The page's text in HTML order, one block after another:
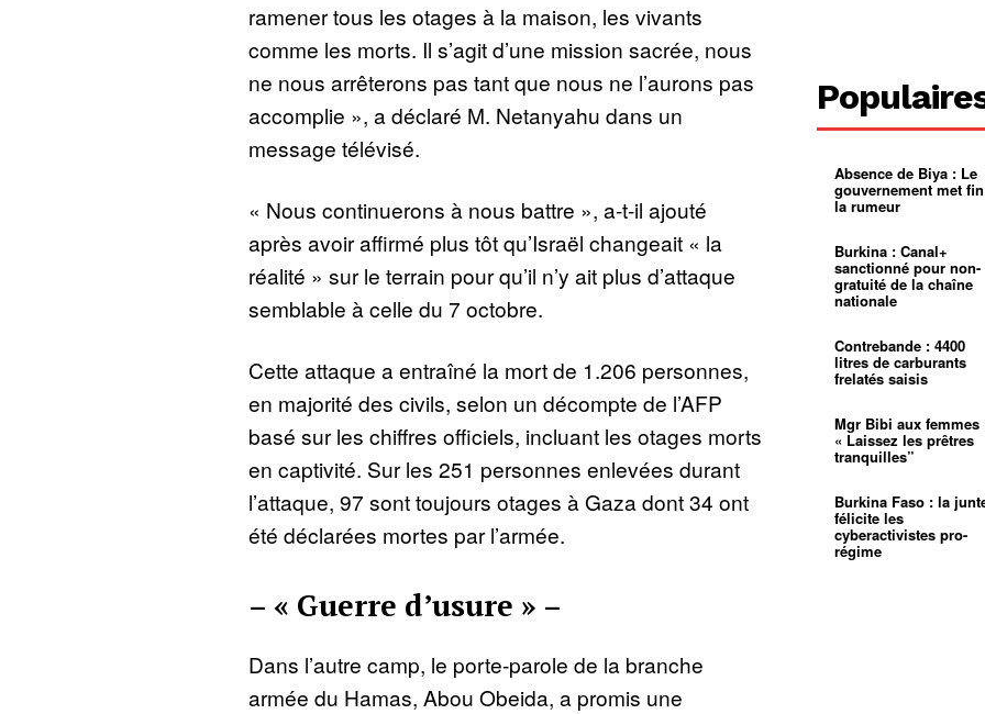
ramener tous les otages à la maison, les vivants
comme les morts. Il s’agit d’une mission sacrée, nous
ne nous arrêterons pas tant que nous ne l’aurons pas
accomplie », a déclaré M. Netanyahu dans un
message télévisé.
« Nous continuerons à nous battre », a-t-il ajouté
après avoir affirmé plus tôt qu’Israël changeait « la
réalité » sur le terrain pour qu’il n’y ait plus d’attaque
semblable à celle du 7 octobre.
Cette attaque a entraîné la mort de 1.206 personnes,
en majorité des civils, selon un décompte de l’AFP
basé sur les chiffres officiels, incluant les otages morts
en captivité. Sur les 251 personnes enlevées durant
l’attaque, 97 sont toujours otages à Gaza dont 34 ont
été déclarées mortes par l’armée.
– « Guerre d’usure » –
Dans l’autre camp, le porte-parole de la branche
armée du Hamas, Abou Obeida, a promis une
400 000
pasteur
L’État
d’or
Croyance
spirituel
mentale
Pénurie
à
mettra-t-
01:12
Mouelle :
dernier
voyage
01:22
Absence de Biya : Le
gouvernement met
la rumeur
Burkina : Canal+
sanctionné pour non-
gratuité de la chaîne
nationale
Contrebande : 4400
litres de carburants
frelatés saisis
Mgr Bibi aux femmes
« Laissez les prêtres
tranquilles”
Burkina Faso : la
félicite les
cyberactivistes pro-
régime